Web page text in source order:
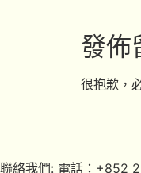
發佈
很抱歉，
聯絡我們: 電話：